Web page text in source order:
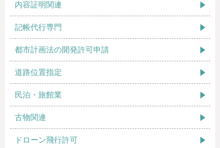
内容証明関連
記帳代行専門
都市計画法の開発許可申請
道路位置指定
民泊・旅館業
古物関連
ドローン飛行許可